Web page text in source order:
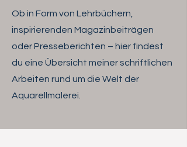
Ob in Form von Lehrbüchern,
inspirierenden Magazinbeiträgen
oder Presseberichten – hier findest
du eine Übersicht meiner schriftlichen
Arbeiten rund um die Welt der
Aquarellmalerei.